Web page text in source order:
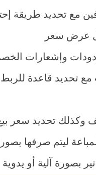
مع تحديد طريقة
عرض سعر
وإشعارات
مع تحديد قاعدة
تحديد سعر بيع
ليتم صرفها
بصورة آلية أو يدوية